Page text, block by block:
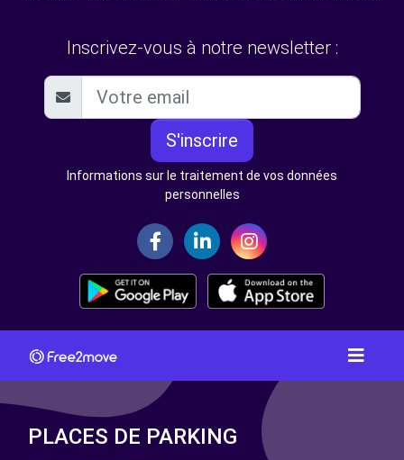
Inscrivez-vous à notre newsletter :
S'inscrire
Informations sur le traitement de vos données
personnelles
PLACES DE PARKING